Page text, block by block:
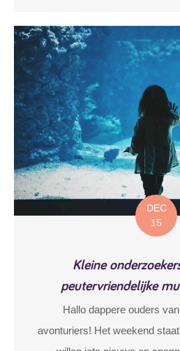
DEC
15
Kleine
peutervriendelijke
Hallo dappere ouders
avonturiers! Het weekend